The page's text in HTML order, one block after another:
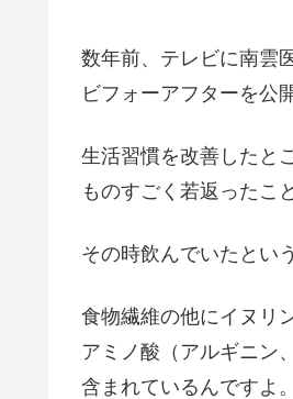
数年前、テレビに南雲
ビフォーアフターを公
生活習慣を改善したと
ものすごく若返ったこ
その時飲んでいたとい
食物繊維の他にイヌリ
アミノ酸（アルギニン
含まれているんですよ。